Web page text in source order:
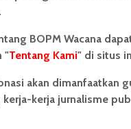
BOPM Wacana
"Tentang Kami" di situs
akan dimanfaatkan
kerja-kerja jurnalisme